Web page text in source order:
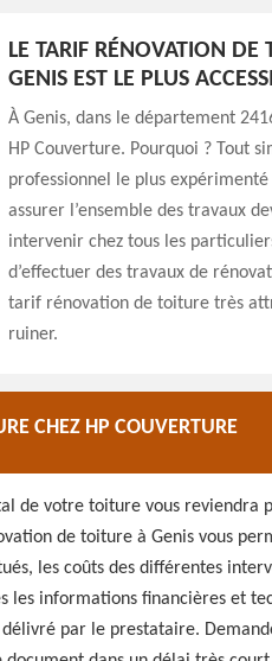
LE TARIF RÉNOVATION
GENIS EST LE PLUS
À Genis, dans le département
HP Couverture. Pourquoi ? Tout
professionnel le plus
assurer l’ensemble des travaux
intervenir chez tous les
d’effectuer des travaux de
tarif rénovation de toiture très
ruiner.
CHEZ HP COUVERTURE
de votre toiture vous reviendra
de toiture à Genis vous
les coûts des différentes
les informations financières et
par le prestataire.